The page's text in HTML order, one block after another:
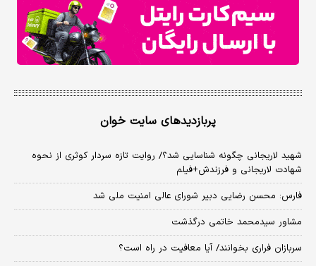
پربازدیدهای سایت خوان
شهید لاریجانی چگونه شناسایی شد؟/ روایت تازه سردار کوثری از نحوه
شهادت لاریجانی و فرزندش+فیلم
فارس: محسن رضایی دبیر شورای عالی امنیت ملی شد
مشاور سیدمحمد خاتمی درگذشت
سربازان فراری بخوانند/ آیا معافیت در راه است؟